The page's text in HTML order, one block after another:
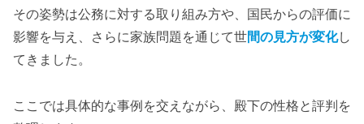
その姿勢は公務に対する取り組み方や、国民からの評価に
影響を与え、さらに家族問題を通じて世間の見方が変化し
てきました。
ここでは具体的な事例を交えながら、殿下の性格と評判を